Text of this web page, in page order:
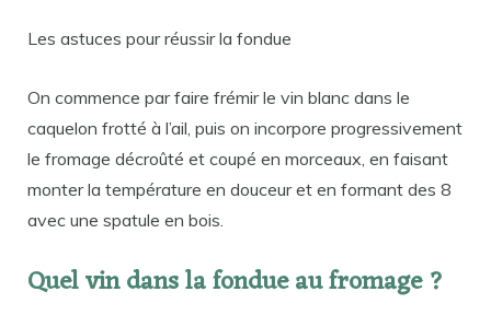
Les astuces pour réussir la fondue
On commence par faire frémir le vin blanc dans le
caquelon frotté à l’ail, puis on incorpore progressivement
le fromage décroûté et coupé en morceaux, en faisant
monter la température en douceur et en formant des 8
avec une spatule en bois.
Quel vin dans la fondue au fromage ?